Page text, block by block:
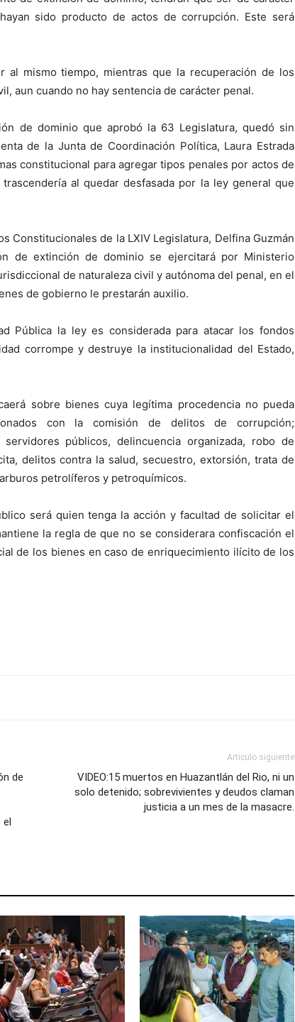
sido producto de actos de corrupción. Este será
al mismo tiempo, mientras que la recuperación de los
aun cuando no hay sentencia de carácter penal.
de dominio que aprobó la 63 Legislatura, quedó sin
de la Junta de Coordinación Política, Laura Estrada
constitucional para agregar tipos penales por actos de
al quedar desfasada por la ley general que
Constitucionales de la LXIV Legislatura, Delfina Guzmán
de extinción de dominio se ejercitará por Ministerio
de naturaleza civil y autónoma del penal, en el
de gobierno le prestarán auxilio.
Pública la ley es considerada para atacar los fondos
corrompe y destruye la institucionalidad del Estado,
sobre bienes cuya legítima procedencia no pueda
con la comisión de delitos de corrupción;
públicos, delincuencia organizada, robo de
delitos contra la salud, secuestro, extorsión, trata de
petrolíferos y petroquímicos.
será quien tenga la acción y facultad de solicitar el
la regla de que no se considerara confiscación el
de los bienes en caso de enriquecimiento ilícito de los
de
el
Artículo siguiente
VIDEO:15 muertos en Huazantlán del Rio, ni un
solo detenido; sobrevivientes y deudos claman
justicia a un mes de la masacre.